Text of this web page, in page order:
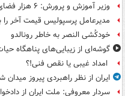
وزیر آموزش و پرورش: ۶ هزار فضای ورزشی در مدارس ایجاد شد
مدیرعامل پرسپولیس قیمت آخر را
خودکُشی النصر به خاطر رونالدو
گوشه‌ای از زیبایی‌های پناهگاه‌
امداد غیبی یا نقص فنی!؟
ایران از نظر راهبردی پیروز
سردار معروفی: ملت ایران از